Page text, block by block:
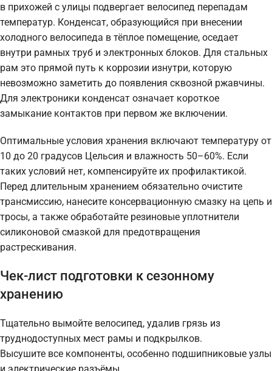
в прихожей с улицы подвергает велосипед перепадам
температур. Конденсат, образующийся при внесении
холодного велосипеда в тёплое помещение, оседает
внутри рамных труб и электронных блоков. Для стальных
рам это прямой путь к коррозии изнутри, которую
невозможно заметить до появления сквозной ржавчины.
Для электроники конденсат означает короткое
замыкание контактов при первом же включении.
Оптимальные условия хранения включают температуру от
10 до 20 градусов Цельсия и влажность 50–60%. Если
таких условий нет, компенсируйте их профилактикой.
Перед длительным хранением обязательно очистите
трансмиссию, нанесите консервационную смазку на цепь и
тросы, а также обработайте резиновые уплотнители
силиконовой смазкой для предотвращения
растрескивания.
Чек-лист подготовки к сезонному
хранению
Тщательно вымойте велосипед, удалив грязь из
труднодоступных мест рамы и подкрылков.
Высушите все компоненты, особенно подшипниковые узлы
и электрические разъёмы.